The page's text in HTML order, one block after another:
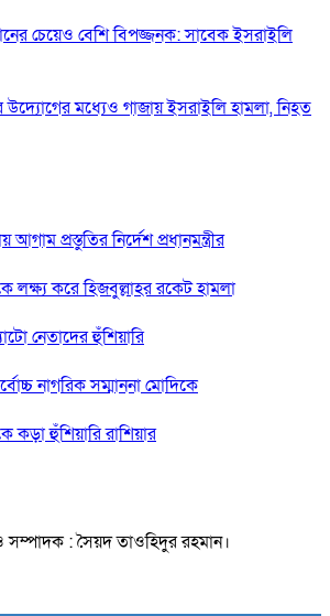
চেয়েও বেশি বিপজ্জনক: সাবেক ইসরাইলি
উদ্যোগের মধ্যেও গাজায় ইসরাইলি হামলা, নিহত
আগাম প্রস্তুতির নির্দেশ প্রধানমন্ত্রীর
লক্ষ্য করে হিজবুল্লাহর রকেট হামলা
নেতাদের হুঁশিয়ারি
নাগরিক সম্মাননা মোদিকে
কড়া হুঁশিয়ারি রাশিয়ার
সম্পাদক : সৈয়দ তাওহিদুর রহমান।